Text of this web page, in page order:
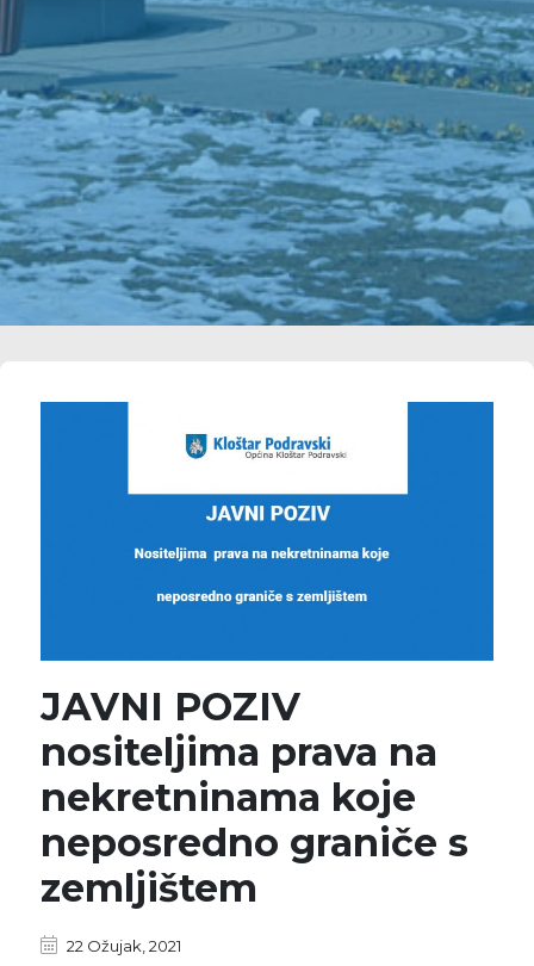
JAVNI POZIV
nositeljima prava na
nekretninama koje
neposredno graniče s
zemljištem
22 Ožujak, 2021